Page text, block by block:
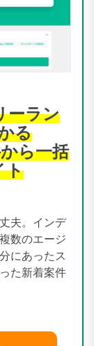
ーラン
る
ら一括
ト
夫。インデ
数のエージ
にあったス
た新着案件